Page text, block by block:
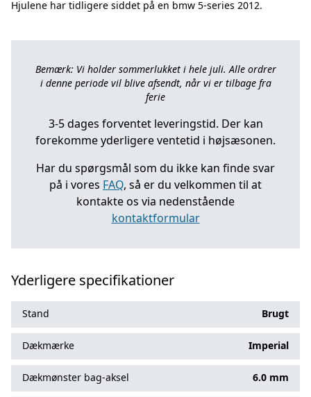
Bemærk: Vi holder sommerlukket i hele juli. Alle ordrer
i denne periode vil blive afsendt, når vi er tilbage fra
ferie
3-5 dages forventet leveringstid. Der kan
forekomme yderligere ventetid i højsæsonen.
Har du spørgsmål som du ikke kan finde svar
på i vores FAQ, så er du velkommen til at
kontakte os via nedenstående
kontaktformular
Yderligere specifikationer
Stand Brugt
Dækmærke Imperial
Dækmønster bag-aksel 6.0 mm